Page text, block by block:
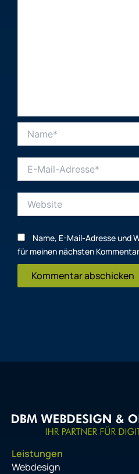
Mail-
Name, E-Mail-Adresse und
für meinen nächsten
Leistungen
Webdesign